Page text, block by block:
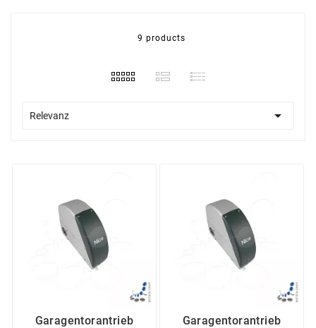
Automatisierung von Toren, Industrietoren,
Rollläden und Jalousien sowie
– Effiziente Lösung für
Sektionaltore
Die Garagentorantriebe der Serie NICE SUMO
sind
speziell für Sektionaltore und zweiteilige Garagentore
im gewerblichen und industriellen Bereich konzipiert.
Sie sind mit einem leistungsstarken Motor mit
magnetischem Encoder ausgestattet, der sich ideal
9 products
Relevanz 
Garagentorantrieb
Garagentorantrieb